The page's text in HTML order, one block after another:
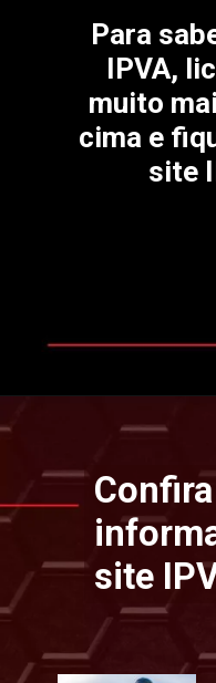
Para
IPVA,
muito
cima e
site
Openinghttps://
site